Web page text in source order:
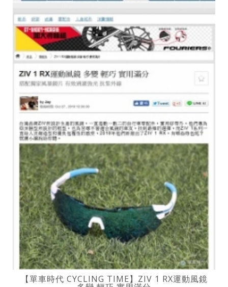
【單車時代 CYCLING TIME】ZIV 1 RX運動風鏡